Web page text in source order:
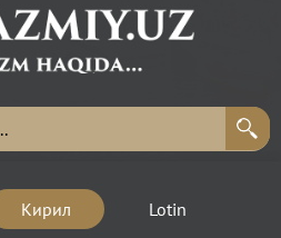
Кирил Lotin